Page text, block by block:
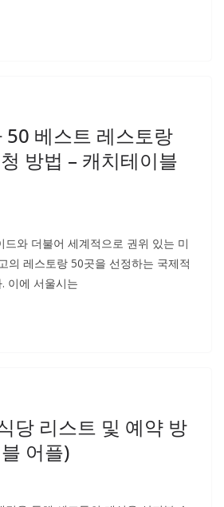
베스트 레스토랑
방법 – 캐치테이블
드와 더불어 세계적으로 권위 있는 미
의 레스토랑 50곳을 선정하는 국제적
이에 서울시는
당 리스트 및 예약 방
어플)